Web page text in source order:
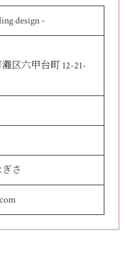
design -
区六甲台町 12-21-
さ